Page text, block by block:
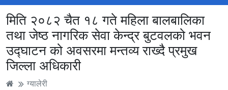
मिति २०८२ चैत १८ गते महिला बालबालिका
तथा जेष्ठ नागरिक सेवा केन्द्र बुटवलको भवन
उद्घाटन को अवसरमा मन्तव्य राख्दै प्रमुख
जिल्ला अधिकारी
ग्यालेरी